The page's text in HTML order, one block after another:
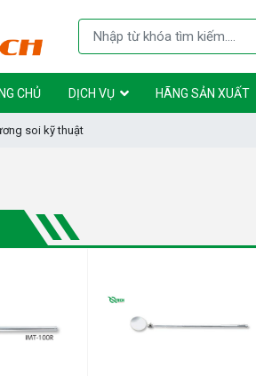
CHỦ DỊCH VỤ HÃNG SẢN XUẤT
soi kỹ thuật